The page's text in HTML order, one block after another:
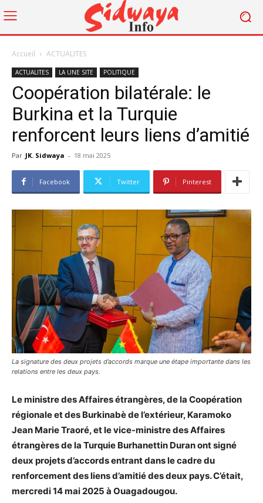
Accueil ACTUALITES
ACTUALITES LA UNE SITE POLITIQUE
Coopération bilatérale: le
Burkina et la Turquie
renforcent leurs liens d’amitié
Par JK. Sidwaya - 18 mai 2025
Facebook Twitter Pinterest
La signature des deux projets d’accords marque une étape importante dans les
relations entre les deux pays.
Le ministre des Affaires étrangères, de la Coopération
régionale et des Burkinabè de l’extérieur, Karamoko
Jean Marie Traoré, et le vice-ministre des Affaires
étrangères de la Turquie Burhanettin Duran ont signé
deux projets d’accords entrant dans le cadre du
renforcement des liens d’amitié des deux pays. C’était,
mercredi 14 mai 2025 à Ouagadougou.